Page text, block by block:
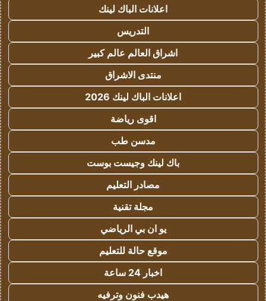
اعلانات الباك لينك
التدريس
اشراق العالم عالم كبير
منتدى الاشراق
اعلانات الباك لينك 2026
اقوى رياضة
مدسن طب
باك لينك وجيست بوست
مصادر التعليم
مجلة تقنية
يو ان بي الرياضي
موقع حالة للتعليم
اخبار 24 ساعة
هيدب فنون وترفيه